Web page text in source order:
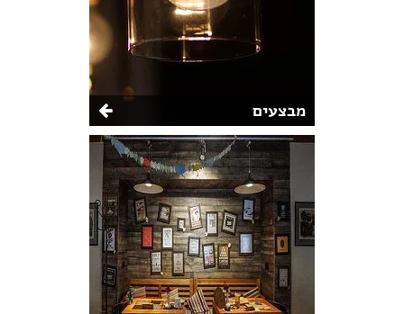
מבצעים